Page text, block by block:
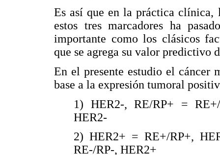
Es así que en la práctica clínica,
estos tres marcadores ha
importante como los clásicos
que se agrega su valor predictivo
En el presente estudio el cáncer
base a la expresión tumoral
1) HER2-, RE/RP+ =
HER2-
2) HER2+ = RE+/RP+,
RE-/RP-, HER2+